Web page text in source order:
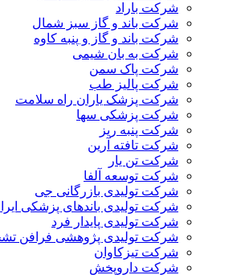
شرکت باراد
شرکت باند و گاز سبز شمال
شرکت باند و گاز و پنبه کاوه
شرکت به بان شیمی
شرکت پاک سمن
شرکت پالیز طب
شرکت پزشک یاران راه سلامت
شرکت پزشکی سها
شرکت پنبه ریز
شرکت تافته آرین
شرکت تن یار
شرکت توسعه آلفا
شرکت تولیدی بازرگانی جی
شرکت تولیدی باندهای پزشکی
شرکت تولیدی پایدار فرد
شرکت تولیدی پژوهشی فرافن
شرکت تیزکاوان
شرکت داروپخش